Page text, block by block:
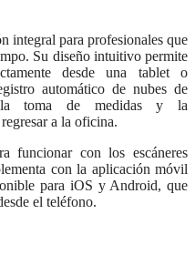
integral para profesionales que
Su diseño intuitivo permite
desde una tablet o
automático de nubes de
toma de medidas y la
a la oficina.
funcionar con los escáneres
con la aplicación móvil
para iOS y Android, que
el teléfono.